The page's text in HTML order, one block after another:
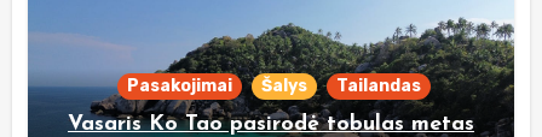
Pasakojimai Šalys Tailandas
Vasaris Ko Tao pasirodė tobulas metas